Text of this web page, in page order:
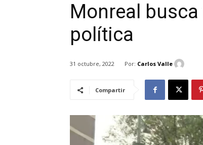
Monreal
política
31 octubre, 2022 Por: Carlos Valle
Compartir